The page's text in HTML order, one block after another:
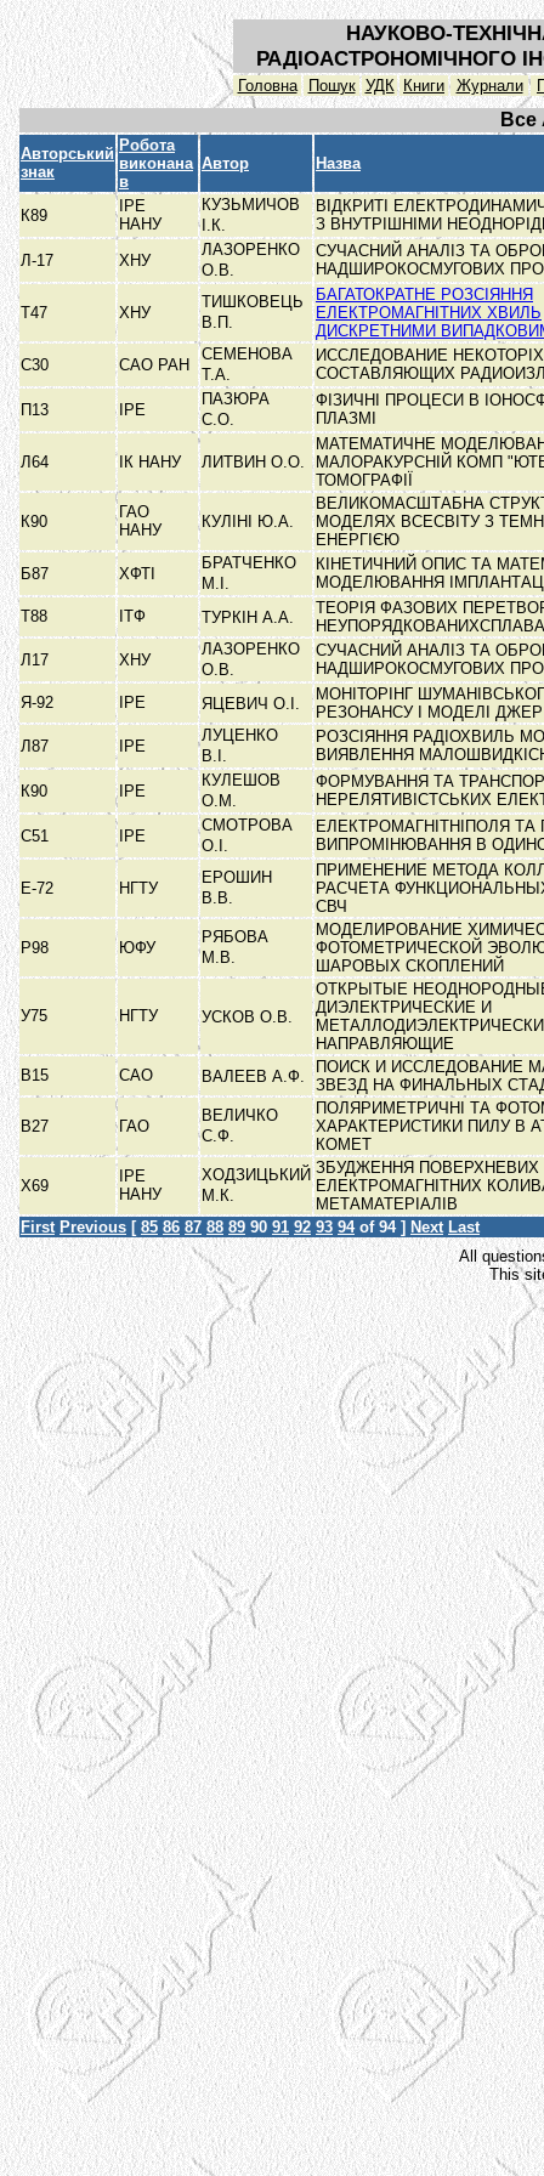
НАУКОВО-
РАДІОАСТРОНОМІЧНОГО
Головна Пошук УДК Книги Журнали
Все
Авторський
знак
Робота
виконана
в
Автор Назва
К89
ІРЕ
НАНУ
КУЗЬМИЧОВ
І.К.
ВІДКРИТІ
З ВНУТРІШНІМИ
Л-17
ХНУ
ЛАЗОРЕНКО
О.В.
СУЧАСНИЙ АНАЛІЗ ТА
НАДШИРОКОСМУГОВИХ
Т47 ХНУ
ТИШКОВЕЦЬ
В.П.
БАГАТОКРАТНЕ РОЗСІЯННЯ
ЕЛЕКТРОМАГНІТНИХ ХВИЛЬ
ДИСКРЕТНИМИ
С30
САО РАН
СЕМЕНОВА
Т.А.
ИССЛЕДОВАНИЕ
СОСТАВЛЯЮЩИХ
П13
ІРЕ
ПАЗЮРА
С.О.
ФІЗИЧНІ ПРОЦЕСИ В
ПЛАЗМІ
Л64 ІК НАНУ ЛИТВИН О.О.
МАТЕМАТИЧНЕ
МАЛОРАКУРСНІЙ КОМП
ТОМОГРАФІЇ
К90
ГАО
НАНУ
КУЛІНІ Ю.А.
ВЕЛИКОМАСШТАБНА
МОДЕЛЯХ ВСЕСВІТУ З
ЕНЕРГІЄЮ
Б87
ХФТІ
БРАТЧЕНКО
М.І.
КІНЕТИЧНИЙ ОПИС ТА
МОДЕЛЮВАННЯ
Т88
ІТФ ТУРКІН А.А.
ТЕОРІЯ ФАЗОВИХ
Л17
ХНУ
ЛАЗОРЕНКО
О.В.
СУЧАСНИЙ АНАЛІЗ ТА
НАДШИРОКОСМУГОВИХ
Я-92
ІРЕ ЯЦЕВИЧ О.І.
МОНІТОРІНГ
РЕЗОНАНСУ І МОДЕЛІ
Л87
ІРЕ
ЛУЦЕНКО
В.І.
РОЗСІЯННЯ РАДІОХВИЛЬ
ВИЯВЛЕННЯ
К90
ІРЕ
КУЛЕШОВ
О.М.
ФОРМУВАННЯ ТА
НЕРЕЛЯТИВІСТСЬКИХ
С51
ІРЕ
СМОТРОВА
О.І.
ЕЛЕКТРОМАГНІТНІПОЛЯ ТА
ВИПРОМІНЮВАННЯ В
Е-72 НГТУ
ЕРОШИН
В.В.
ПРИМЕНЕНИЕ МЕТОДА
РАСЧЕТА
СВЧ
Р98 ЮФУ
РЯБОВА
М.В.
МОДЕЛИРОВАНИЕ
ФОТОМЕТРИЧЕСКОЙ
ШАРОВЫХ СКОПЛЕНИЙ
У75 НГТУ УСКОВ О.В.
ОТКРЫТЫЕ
ДИЭЛЕКТРИЧЕСКИЕ И
НАПРАВЛЯЮЩИЕ
В15
САО ВАЛЕЕВ А.Ф.
ПОИСК И ИССЛЕДОВАНИЕ
ЗВЕЗД НА ФИНАЛЬНЫХ
В27 ГАО
ВЕЛИЧКО
С.Ф.
ПОЛЯРИМЕТРИЧНІ ТА
ХАРАКТЕРИСТИКИ ПИЛУ В
КОМЕТ
Х69
ІРЕ
НАНУ
ХОДЗИЦЬКИЙ
М.К.
ЗБУДЖЕННЯ ПОВЕРХНЕВИХ
ЕЛЕКТРОМАГНІТНИХ
МЕТАМАТЕРІАЛІВ
First Previous [ 85 86 87 88 89 90 91 92 93 94of 94 ] Next Last
All
This